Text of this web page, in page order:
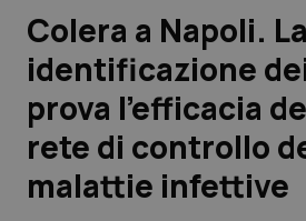
Scienza e Farmaci
Studi e Analisi
Lettere al direttore
Colera a Napoli.
identificazione
prova l’efficacia
rete di controllo
malattie infettive